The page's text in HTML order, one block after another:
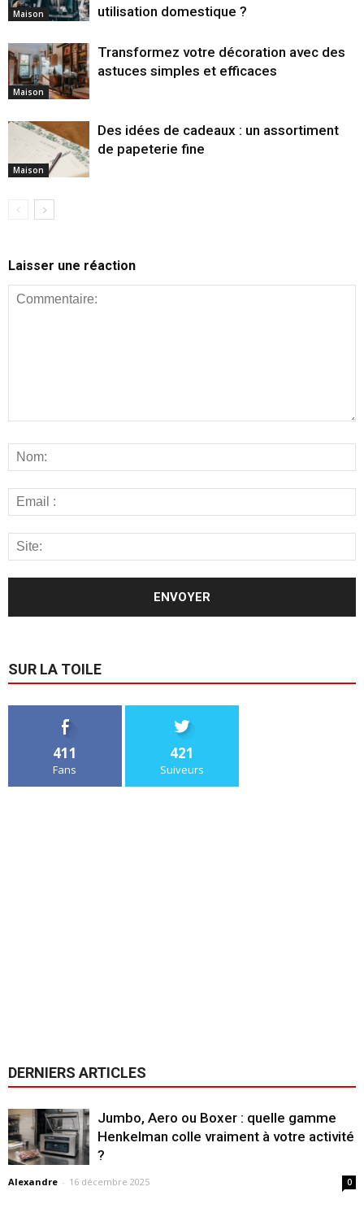
Maison
utilisation domestique ?
Maison
Transformez votre décoration avec des
astuces simples et efficaces
Maison
Des idées de cadeaux : un assortiment
de papeterie fine
Laisser une réaction
SUR LA TOILE
411
Fans
421
Suiveurs
DERNIERS ARTICLES
Jumbo, Aero ou Boxer : quelle gamme
Henkelman colle vraiment à votre activité
?
Alexandre - 16 décembre 2025 0